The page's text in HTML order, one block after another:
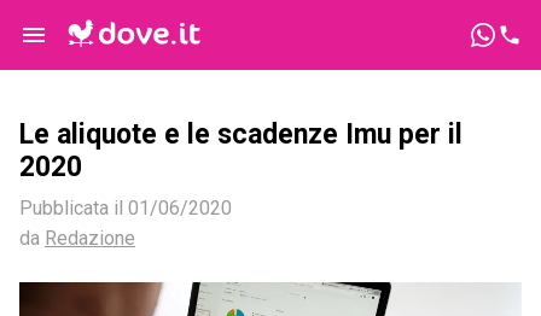
Le aliquote e le scadenze Imu per il
2020
Pubblicata il 01/06/2020
da Redazione